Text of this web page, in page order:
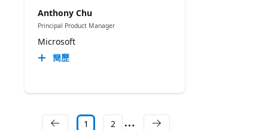
Anthony Chu
Principal Product Manager
Microsoft
簡歷
1 2